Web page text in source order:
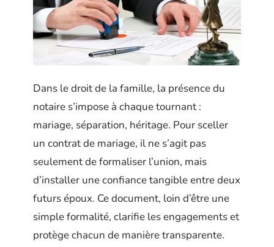
Dans le droit de la famille, la présence du
notaire s’impose à chaque tournant :
mariage, séparation, héritage. Pour sceller
un contrat de mariage, il ne s’agit pas
seulement de formaliser l’union, mais
d’installer une confiance tangible entre deux
futurs époux. Ce document, loin d’être une
simple formalité, clarifie les engagements et
protège chacun de manière transparente.